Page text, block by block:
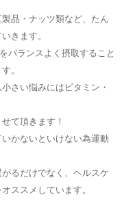
品・ナッツ類など、たん
きます。
バランスよく摂取すること
。
さい悩みにはビタミン・
て頂きます！
かないといけない為運動
るだけでなく、ヘルスケ
ススメしています。